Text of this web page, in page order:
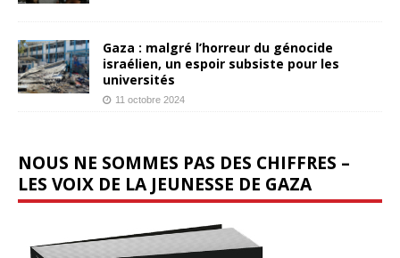
Gaza : malgré l’horreur du génocide
israélien, un espoir subsiste pour les
universités
11 octobre 2024
NOUS NE SOMMES PAS DES CHIFFRES –
LES VOIX DE LA JEUNESSE DE GAZA